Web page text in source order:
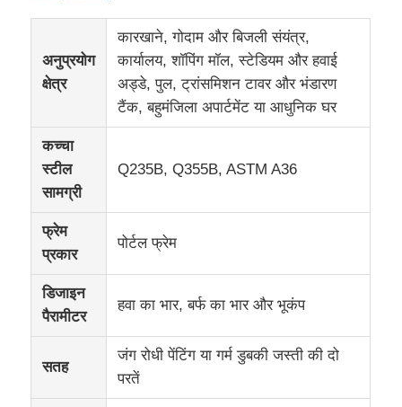
घर
उत्पादों
अनुप्रयोग
क्षेत्र
कारखाने, गोदाम और बिजली संयंत्र,
कार्यालय, शॉपिंग मॉल, स्टेडियम और हवाई
अड्डे, पुल, ट्रांसमिशन टावर और भंडारण
टैंक, बहुमंजिला अपार्टमेंट या आधुनिक घर
कच्चा
स्टील
सामग्री
Q235B, Q355B, ASTM A36
फ्रेम
प्रकार
पोर्टल फ्रेम
डिजाइन
पैरामीटर
हवा का भार, बर्फ का भार और भूकंप
सतह
जंग रोधी पेंटिंग या गर्म डुबकी जस्ती की दो
परतें